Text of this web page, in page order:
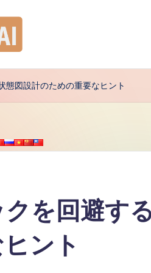
態図設計のための重要なヒント
を回避す
ント